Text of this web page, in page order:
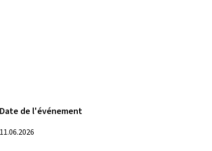
Date de l'événement
11.06.2026